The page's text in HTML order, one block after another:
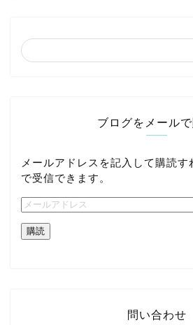
ブログをメール
メールアドレスを記入して購読
で受信できます。
購読
問い合わせ